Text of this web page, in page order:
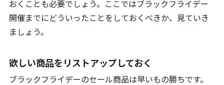
おくことも必要でしょう。ここではブラックフライデー
開催までにどういったことをしておくべきか、見ていき
ましょう。
欲しい商品をリストアップしておく
ブラックフライデーのセール商品は早いもの勝ちです。